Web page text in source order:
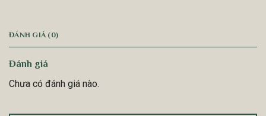
ĐÁNH GIÁ (0)
Đánh giá
Chưa có đánh giá nào.